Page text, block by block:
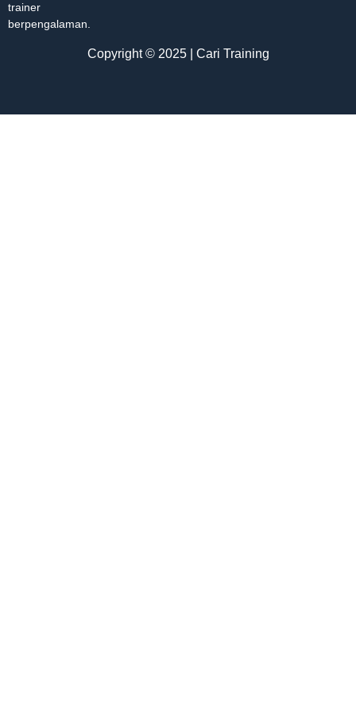
trainer
berpengalaman.
Copyright © 2025 | Cari Training